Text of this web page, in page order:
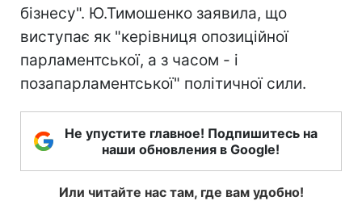
бізнесу". Ю.Тимошенко заявила, що
виступає як "керівниця опозиційної
парламентської, а з часом - і
позапарламентської" політичної сили.
Не упустите главное! Подпишитесь на
наши обновления в Google!
Или читайте нас там, где вам удобно!